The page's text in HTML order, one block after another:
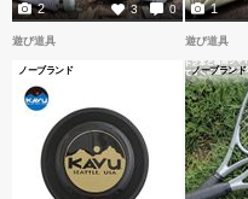
3 0
2 1
遊び道具
ノーブランド
遊び道具
ノーブランド